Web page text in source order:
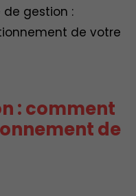
de gestion :
de votre
: comment
de